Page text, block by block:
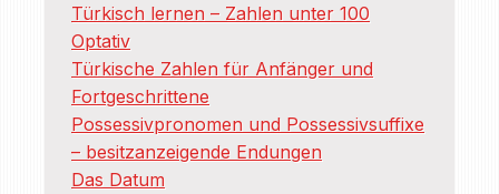
Türkisch lernen – Zahlen unter 100
Optativ
Türkische Zahlen für Anfänger und
Fortgeschrittene
Possessivpronomen und Possessivsuffixe
– besitzanzeigende Endungen
Das Datum